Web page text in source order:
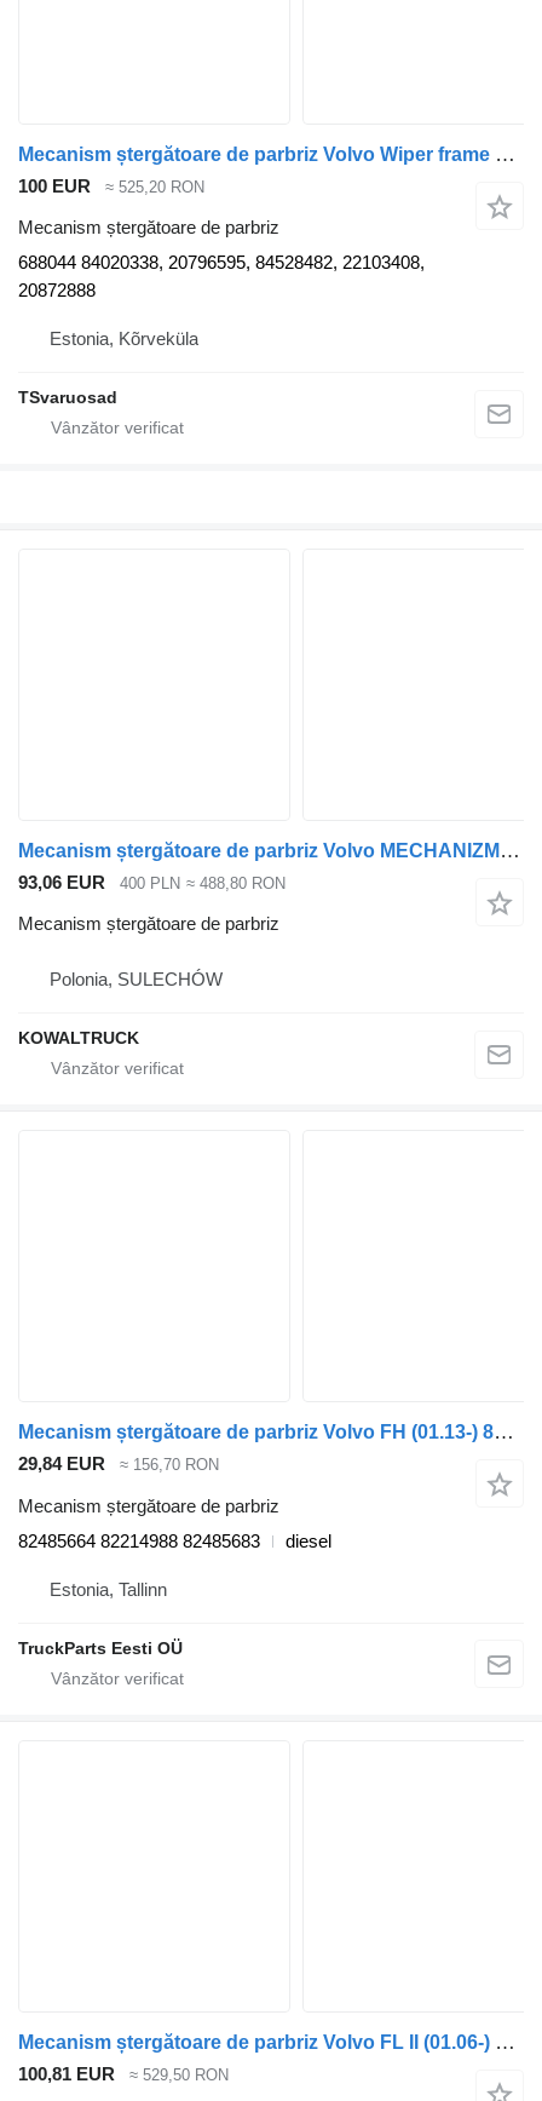
Mecanism ștergătoare de parbriz Volvo Wiper frame 688044 pentru cap tractor Volvo FE280
100 EUR ≈ 525,20 RON
Mecanism ștergătoare de parbriz
688044 84020338, 20796595, 84528482, 22103408,
20872888
Estonia, Kõrveküla
TSvaruosad
Mecanism ștergătoare de parbriz Volvo MECHANIZM WYCIERACZEK pentru cap tractor Volvo FE FL
93,06 EUR 400 PLN ≈ 488,80 RON
Mecanism ștergătoare de parbriz
Polonia, SULECHÓW
KOWALTRUCK
Mecanism ștergătoare de parbriz Volvo FH (01.13-) 82485664 pentru cap tractor Volvo FH, FM, FMX-4 series (2013-)
29,84 EUR ≈ 156,70 RON
Mecanism ștergătoare de parbriz
82485664 82214988 82485683
diesel
Estonia, Tallinn
TruckParts Eesti OÜ
Mecanism ștergătoare de parbriz Volvo FL II (01.06-) 20717059 pentru cap tractor Volvo FL, FE (2005-2014)
100,81 EUR ≈ 529,50 RON